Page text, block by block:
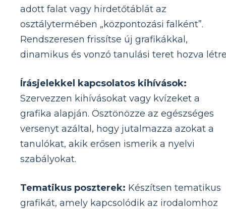
adott falat vagy hirdetőtáblát az
osztálytermében „központozási falként”.
Rendszeresen frissítse új grafikákkal,
dinamikus és vonzó tanulási teret hozva
Írásjelekkel kapcsolatos kihívások:
Szervezzen kihívásokat vagy kvízeket a
grafika alapján. Ösztönözze az egészséges
versenyt azáltal, hogy jutalmazza azokat a
tanulókat, akik erősen ismerik a nyelvi
szabályokat.
Tematikus poszterek: Készítsen tematikus
grafikát, amely kapcsolódik az irodalomhoz